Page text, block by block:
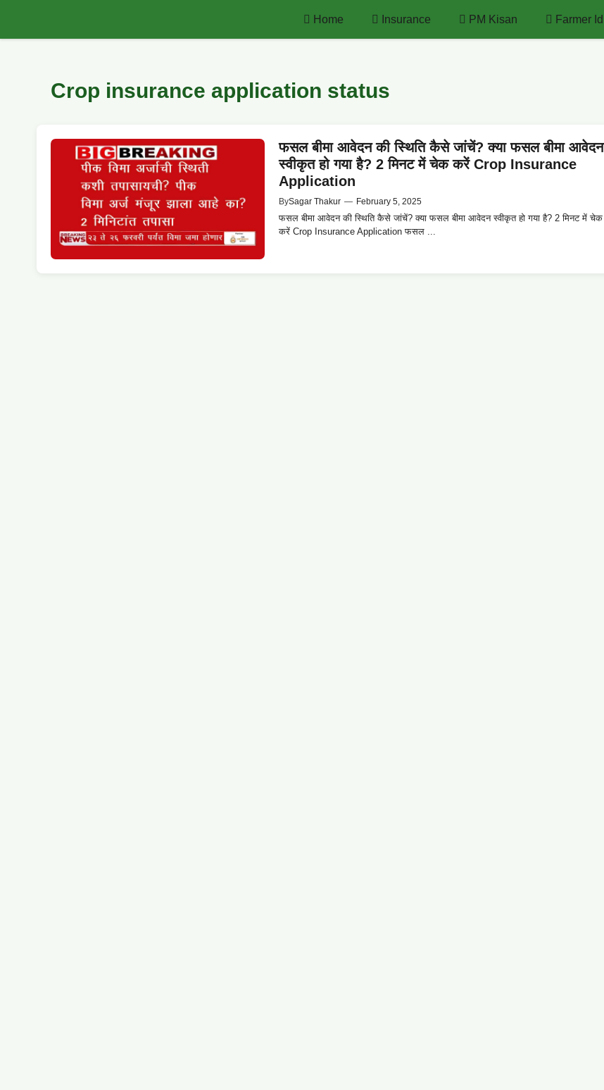
content
Home Insurance PM Kisan Farmer Id
Crop insurance application status
फसल बीमा आवेदन की स्थिति कैसे जांचें? क्या फसल बीमा आवेदन
स्वीकृत हो गया है? 2 मिनट में चेक करें Crop Insurance
Application
BySagar Thakur — February 5, 2025
फसल बीमा आवेदन की स्थिति कैसे जांचें? क्या फसल बीमा आवेदन स्वीकृत हो गया है? 2 मिनट में चेक
करें Crop Insurance Application फसल ...